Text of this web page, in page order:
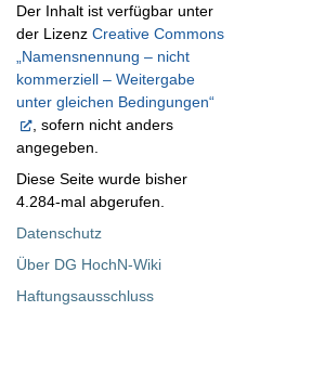
Der Inhalt ist verfügbar unter
der Lizenz Creative Commons
„Namensnennung – nicht
kommerziell – Weitergabe
unter gleichen Bedingungen“
, sofern nicht anders
angegeben.
Diese Seite wurde bisher
4.284-mal abgerufen.
Datenschutz
Über DG HochN-Wiki
Haftungsausschluss